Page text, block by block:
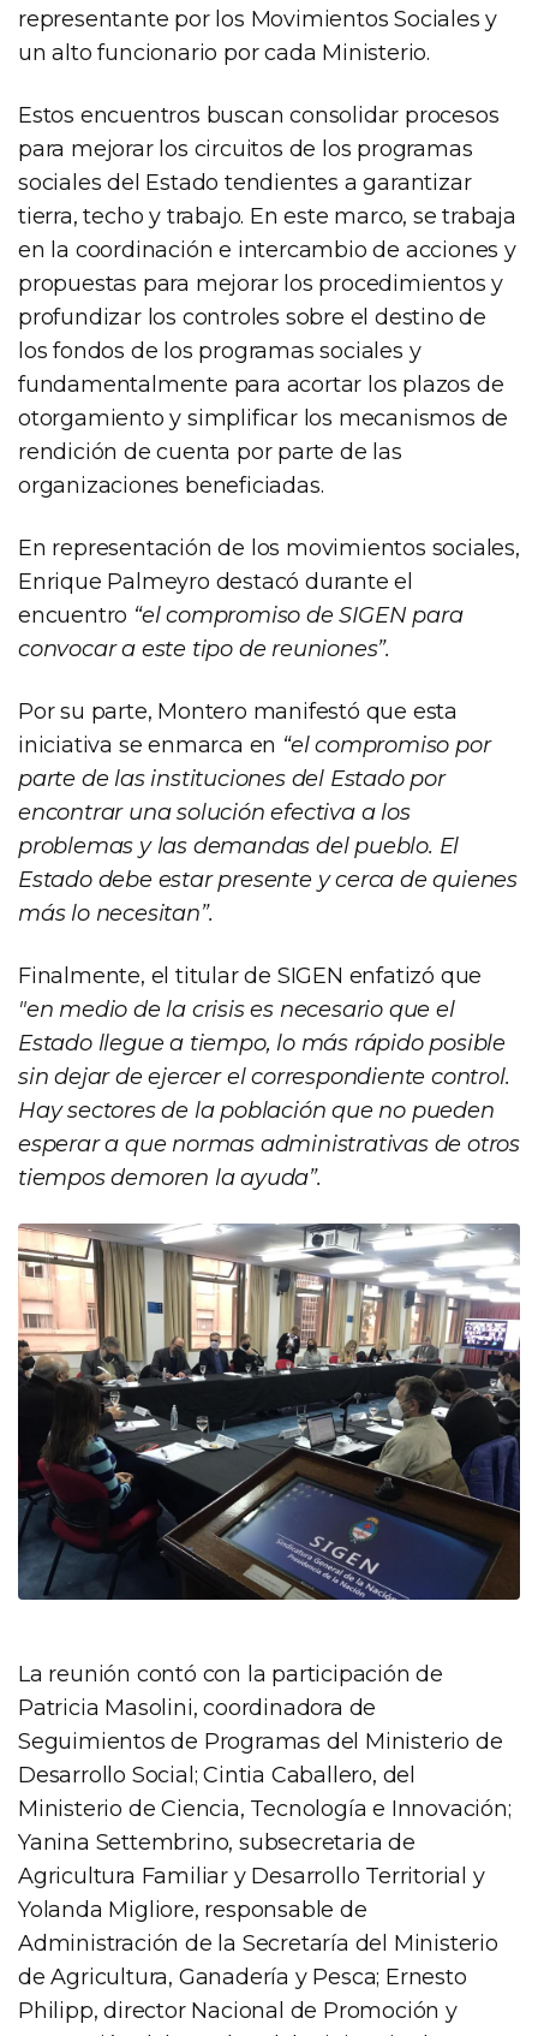
representante por los Movimientos Sociales y
un alto funcionario por cada Ministerio.
Estos encuentros buscan consolidar procesos
para mejorar los circuitos de los programas
sociales del Estado tendientes a garantizar
tierra, techo y trabajo. En este marco, se trabaja
en la coordinación e intercambio de acciones y
propuestas para mejorar los procedimientos y
profundizar los controles sobre el destino de
los fondos de los programas sociales y
fundamentalmente para acortar los plazos de
otorgamiento y simplificar los mecanismos de
rendición de cuenta por parte de las
organizaciones beneficiadas.
En representación de los movimientos sociales,
Enrique Palmeyro destacó durante el
encuentro “el compromiso de SIGEN para
convocar a este tipo de reuniones”.
Por su parte, Montero manifestó que esta
iniciativa se enmarca en “el compromiso por
parte de las instituciones del Estado por
encontrar una solución efectiva a los
problemas y las demandas del pueblo. El
Estado debe estar presente y cerca de quienes
más lo necesitan”.
Finalmente, el titular de SIGEN enfatizó que
"en medio de la crisis es necesario que el
Estado llegue a tiempo, lo más rápido posible
sin dejar de ejercer el correspondiente control.
Hay sectores de la población que no pueden
esperar a que normas administrativas de otros
tiempos demoren la ayuda”.
La reunión contó con la participación de
Patricia Masolini, coordinadora de
Seguimientos de Programas del Ministerio de
Desarrollo Social; Cintia Caballero, del
Ministerio de Ciencia, Tecnología e Innovación;
Yanina Settembrino, subsecretaria de
Agricultura Familiar y Desarrollo Territorial y
Yolanda Migliore, responsable de
Administración de la Secretaría del Ministerio
de Agricultura, Ganadería y Pesca; Ernesto
Philipp, director Nacional de Promoción y